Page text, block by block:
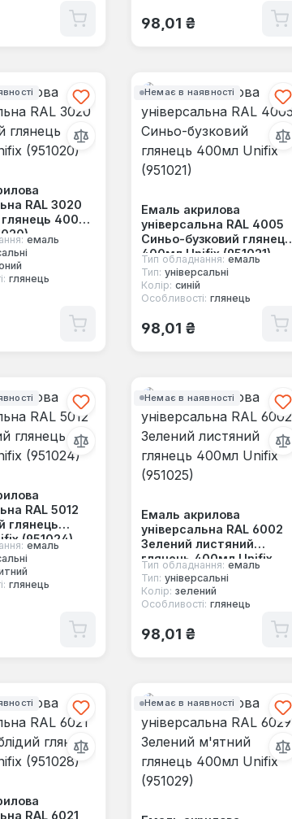
Звичайна ціна:
98,01 ₴
RAL 3020
400мл
емаль
глянець
Немає в наявності
Емаль акрилова
універсальна RAL 4005
Синьо-бузковий глянець
400мл Unifix (951021)
Тип обладнання: емаль
Тип: універсальні
Колір: синій
Особливості: глянець
Звичайна ціна:
98,01 ₴
RAL 5012
глянець
(951024)
емаль
глянець
Немає в наявності
Емаль акрилова
універсальна RAL 6002
Зелений листяний
глянець 400мл Unifix
(951025)
Тип обладнання: емаль
Тип: універсальні
Колір: зелений
Особливості: глянець
Звичайна ціна:
98,01 ₴
RAL 6021
Немає в наявності